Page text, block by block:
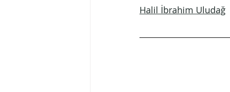
Halil İbrahim Uludağ